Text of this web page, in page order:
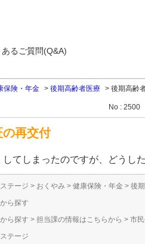
保険・年金 > 後期高齢者医療 > 後期高齢
No : 2500
再交付
てしまったのですが、どうし
テージ > おくやみ > 健康保険・年金 > 後
ら探す
ら探す > 担当課の情報はこちらから > 市
テージ